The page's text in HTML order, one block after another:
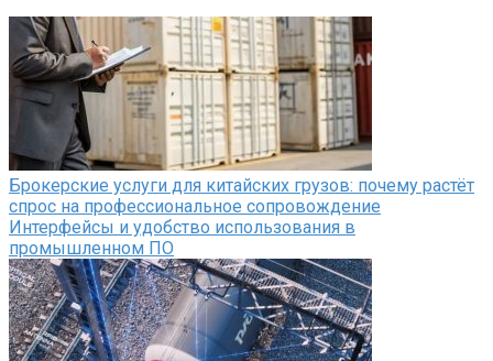
Брокерские услуги для китайских грузов: почему растёт
спрос на профессиональное сопровождение
Интерфейсы и удобство использования в
промышленном ПО